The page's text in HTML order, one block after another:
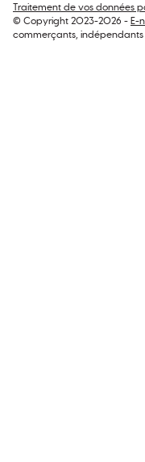
Traitement de vos données
© Copyright 2023-2026 - E-
commerçants, indépendants